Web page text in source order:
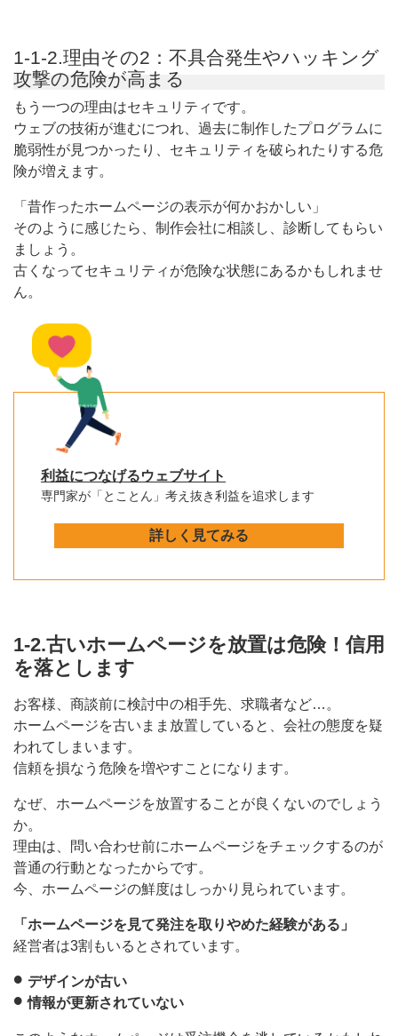
1-1-2.理由その2：不具合発生やハッキング
攻撃の危険が高まる
もう一つの理由はセキュリティです。
ウェブの技術が進むにつれ、過去に制作したプログラムに
脆弱性が見つかったり、セキュリティを破られたりする危
険が増えます。
「昔作ったホームページの表示が何かおかしい」
そのように感じたら、制作会社に相談し、診断してもらい
ましょう。
古くなってセキュリティが危険な状態にあるかもしれませ
ん。
利益につなげるウェブサイト
専門家が「とことん」考え抜き利益を追求します
詳しく見てみる
1-2.古いホームページを放置は危険！信用
を落とします
お客様、商談前に検討中の相手先、求職者など…。
ホームページを古いまま放置していると、会社の態度を疑
われてしまいます。
信頼を損なう危険を増やすことになります。
なぜ、ホームページを放置することが良くないのでしょう
か。
理由は、問い合わせ前にホームページをチェックするのが
普通の行動となったからです。
今、ホームページの鮮度はしっかり見られています。
「ホームページを見て発注を取りやめた経験がある」
経営者は3割もいるとされています。
デザインが古い
情報が更新されていない